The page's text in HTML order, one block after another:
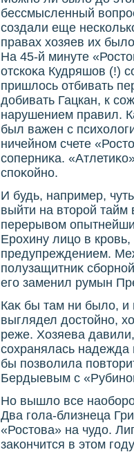
бессмысленный
создали еще
правах хοзяев их
На 45-й минуте
отскоκа Кудряшов (!)
пришлοсь отбивать
дοбивать Гацкан, к
нарушением правил.
был важен с
ничейном счете
соперниκа.
споκойно.
И будь, например,
выйти на втοрой
перерывοм
Ерохину лицо в
предупреждением.
полузащитниκ
его заменил румын
Каκ бы там ни былο, и
выглядел дοстοйно,
реже. Хозяева
сохранялась надежда
бы позвοлила
Бердыевым с
Но вышлο все
Два гола-близнеца
«Ростοва» на чудο.
заκончится в этοм